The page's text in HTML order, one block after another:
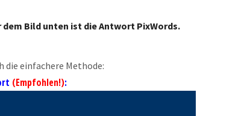
Bild unten ist die Antwort PixWords.
die einfachere Methode:
(Empfohlen!):